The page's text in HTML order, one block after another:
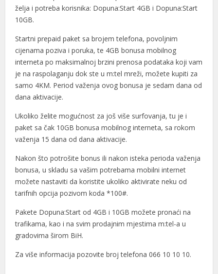
želja i potreba korisnika: Dopuna:Start 4GB i Dopuna:Start
10GB.
Startni prepaid paket sa brojem telefona, povoljnim
cijenama poziva i poruka, te 4GB bonusa mobilnog
interneta po maksimalnoj brzini prenosa podataka koji vam
je na raspolaganju dok ste u m:tel mreži, možete kupiti za
samo 4KM. Period važenja ovog bonusa je sedam dana od
dana aktivacije.
Ukoliko želite mogućnost za još više surfovanja, tu je i
paket sa čak 10GB bonusa mobilnog interneta, sa rokom
važenja 15 dana od dana aktivacije.
Nakon što potrošite bonus ili nakon isteka perioda važenja
bonusa, u skladu sa vašim potrebama mobilni internet
možete nastaviti da koristite ukoliko aktivirate neku od
tarifnih opcija pozivom koda *100#.
Pakete Dopuna:Start od 4GB i 10GB možete pronaći na
trafikama, kao i na svim prodajnim mjestima m:tel-a u
gradovima širom BiH.
Za više informacija pozovite broj telefona 066 10 10 10.